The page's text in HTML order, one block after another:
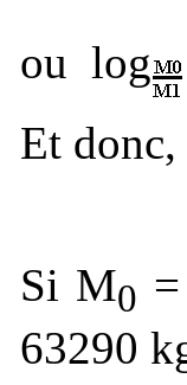
ou log
Et
Si M0
63290